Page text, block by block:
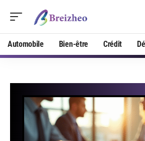
Automobile Bien-être Crédit